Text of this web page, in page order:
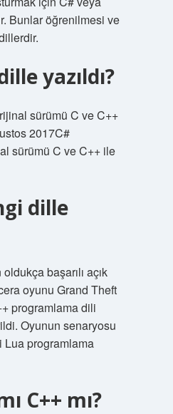
Bunlar öğrenilmesi ve
yazıldı?
sürümü C ve C++
2017C#
sürümü C ve C++ ile
dille
başarılı açık
oyunu Grand Theft
programlama dili
Oyunun senaryosu
programlama
C++ mı?